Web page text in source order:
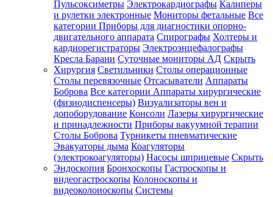
Пульсоксиметры Электрокардиографы Калиперы
и рулетки электронные Мониторы фетальные Все
категории Приборы для диагностики опорно-
двигательного аппарата Спирографы Холтеры и
кардиорегистраторы Электроэнцефалографы
Кресла Барани Суточные мониторы АД Скрыть
Хирургия Светильники Столы операционные
Столы перевязочные Отсасыватели Аппараты
Боброва Все категории Аппараты хирургические
(физиодиспенсеры) Визуализаторы вен и
допоборудование Консоли Лазеры хирургические
и принадлежности Приборы вакуумной терапии
Столы Боброва Турникеты пневматические
Эвакуаторы дыма Коагуляторы
(электрокоагуляторы) Насосы шприцевые Скрыть
Эндоскопия Бронхоскопы Гастроскопы и
видеогастроскопы Колоноскопы и
видеоколоноскопы Системы